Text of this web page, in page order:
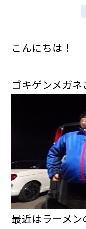
こんにちは！
ゴキゲンメガネ
最近はラーメ